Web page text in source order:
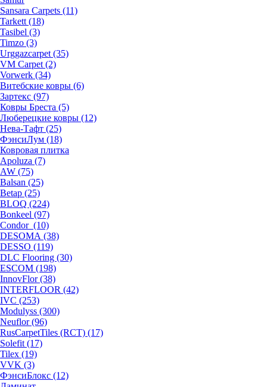
Sansara Carpets (11)
Tarkett (18)
Tasibel (3)
Timzo (3)
Urggazcarpet (35)
VM Carpet (2)
Vorwerk (34)
Витебские ковры (6)
Зартекс (97)
Ковры Бреста (5)
Люберецкие ковры (12)
Нева-Тафт (25)
ФэнсиЛум (18)
Ковровая плитка
Apoluza (7)
AW (75)
Balsan (25)
Betap (25)
BLOQ (224)
Bonkeel (97)
Condor (10)
DESOMA (38)
DESSO (119)
DLC Flooring (30)
ESCOM (198)
InnovFlor (38)
INTERFLOOR (42)
IVC (253)
Modulyss (300)
Neuflor (96)
RusCarpetTiles (RCT) (17)
Solefit (17)
Tilex (19)
VVK (3)
ФэнсиБлокс (12)